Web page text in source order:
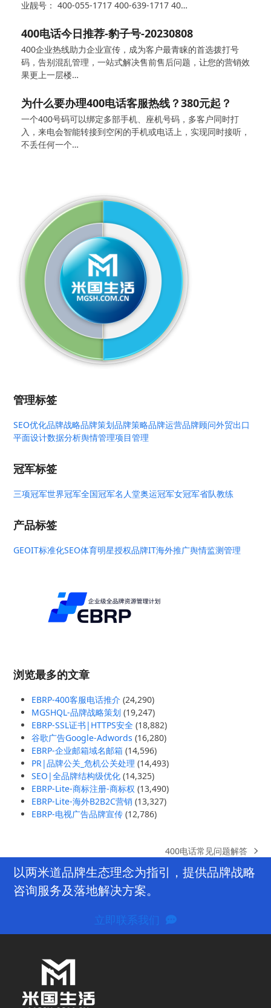
业靓号： 400-055-1717 400-639-1717 40…
400电话今日推荐-豹子号-20230808
400企业热线助力企业宣传，成为客户最青睐的首选拨打号
码，告别混乱管理，一站式解决售前售后问题，让您的营销效
果更上一层楼…
为什么要办理400电话客服热线？380元起？
一个400号码可以绑定多部手机、座机号码，多客户同时打
入，来电会智能转接到空闲的手机或电话上，实现同时接听，
不丢任何一个…
管理标签
SEO优化品牌战略品牌策划品牌策略品牌运营品牌顾问外贸出口
平面设计数据分析舆情管理项目管理
冠军标签
三项冠军世界冠军全国冠军名人堂奥运冠军女冠军省队教练
产品标签
GEOIT标准化SEO体育明星授权品牌IT海外推广舆情监测管理
浏览最多的文章
EBRP-400客服电话推介 (24,290)
MGSHQL-品牌战略策划 (19,247)
EBRP-SSL证书|HTTPS安全 (18,882)
谷歌广告Google-Adwords (16,280)
EBRP-企业邮箱域名邮箱 (14,596)
PR|品牌公关_危机公关处理 (14,493)
SEO|全品牌结构级优化 (14,325)
EBRP-Lite-商标注册-商标权 (13,490)
EBRP-Lite-海外B2B2C营销 (13,327)
EBRP-电视广告品牌宣传 (12,786)
next
post:
400电话常见问题解答
以两米道品牌生态理念为指引，提供品牌战略
咨询服务及落地解决方案。
立即联系我们